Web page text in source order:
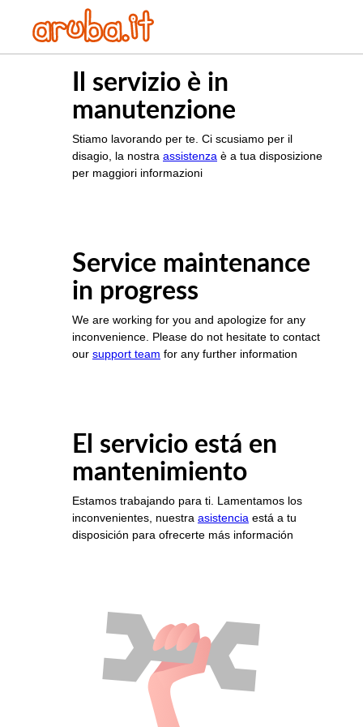
Il servizio è in
manutenzione
Stiamo lavorando per te. Ci scusiamo per il
disagio, la nostra assistenza è a tua disposizione
per maggiori informazioni
Service maintenance
in progress
We are working for you and apologize for any
inconvenience. Please do not hesitate to contact
our support team for any further information
El servicio está en
mantenimiento
Estamos trabajando para ti. Lamentamos los
inconvenientes, nuestra asistencia está a tu
disposición para ofrecerte más información